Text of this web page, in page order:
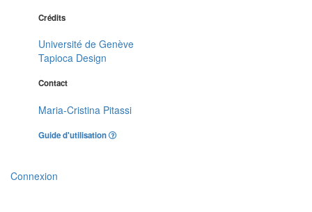
Crédits
Université de Genève
Tapioca Design
Contact
Maria-Cristina Pitassi
Guide d'utilisation
Connexion